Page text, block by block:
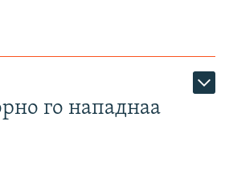
го нападнаа